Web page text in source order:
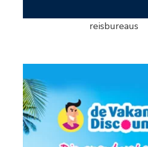
reisbureaus